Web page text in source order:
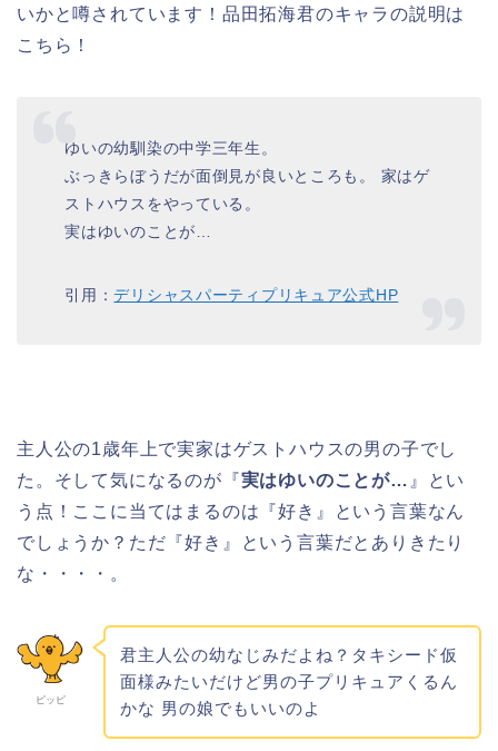
いかと噂されています！品田拓海君のキャラの説明は
こちら！
ゆいの幼馴染の中学三年生。
ぶっきらぼうだが面倒見が良いところも。 家はゲ
ストハウスをやっている。
実はゆいのことが…
引用：デリシャスパーティプリキュア公式HP
主人公の1歳年上で実家はゲストハウスの男の子でし
た。そして気になるのが『実はゆいのことが… 』とい
う点！ここに当てはまるのは『好き』という言葉なん
でしょうか？ただ『好き』という言葉だとありきたり
な・・・・。
ピッピ
君主人公の幼なじみだよね？タキシード仮
面様みたいだけど男の子プリキュアくるん
かな 男の娘でもいいのよ